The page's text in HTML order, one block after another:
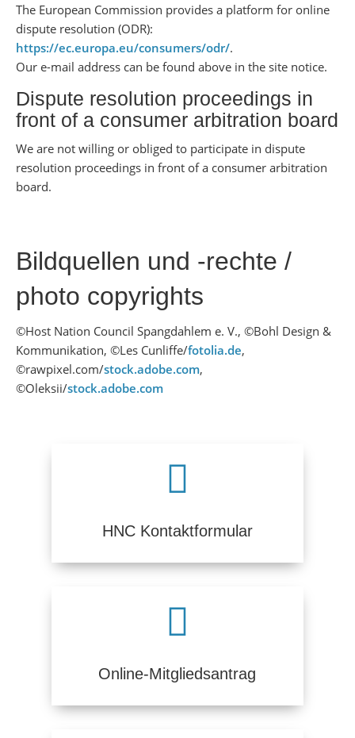
The European Commission provides a platform for online
dispute resolution (ODR):
https://ec.europa.eu/consumers/odr/.
Our e-mail address can be found above in the site notice.
Dispute resolution proceedings in
front of a consumer arbitration board
We are not willing or obliged to participate in dispute
resolution proceedings in front of a consumer arbitration
board.
Bildquellen und -rechte /
photo copyrights
©Host Nation Council Spangdahlem e. V., ©Bohl Design &
Kommunikation, ©Les Cunliffe/fotolia.de,
©rawpixel.com/stock.adobe.com,
©Oleksii/stock.adobe.com

HNC Kontaktformular

Online-Mitgliedsantrag